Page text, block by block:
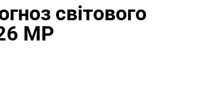
світового
МР